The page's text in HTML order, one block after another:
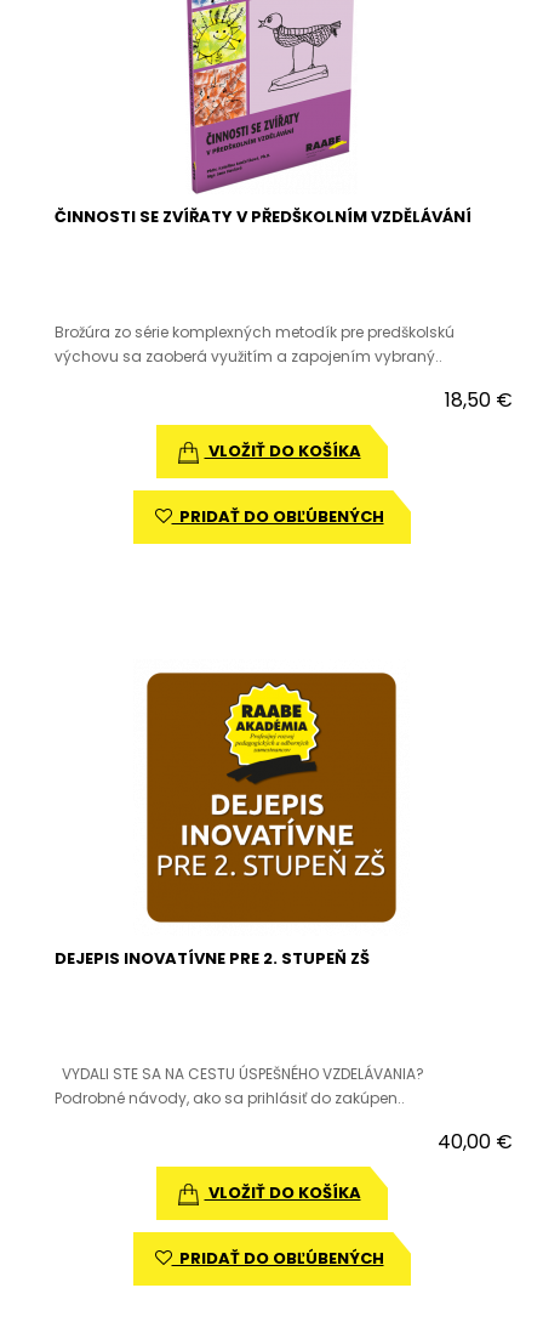
ČINNOSTI SE ZVÍŘATY V PŘEDŠKOLNÍM VZDĚLÁVÁNÍ
Brožúra zo série komplexných metodík pre predškolskú
výchovu sa zaoberá využitím a zapojením vybraný..
18,50 €
VLOŽIŤ DO KOŠÍKA
PRIDAŤ DO OBĽÚBENÝCH
DEJEPIS INOVATÍVNE PRE 2. STUPEŇ ZŠ
VYDALI STE SA NA CESTU ÚSPEŠNÉHO VZDELÁVANIA?
Podrobné návody, ako sa prihlásiť do zakúpen..
40,00 €
VLOŽIŤ DO KOŠÍKA
PRIDAŤ DO OBĽÚBENÝCH